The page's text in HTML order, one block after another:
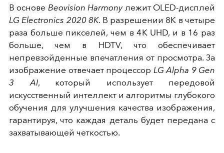
В основе Beovision Harmonyлежит OLED-дисплей
LG Electronics 2020 8K. В разрешении 8K в четыре
раза больше пикселей, чем в 4K UHD, и в 16 раз
больше, чем в HDTV, что обеспечивает
непревзойденные впечатления от просмотра. За
изображение отвечает процессор LG Alpha 9 Gen
3 AI, который использует передовой
искусственный интеллект и алгоритмы глубокого
обучения для улучшения качества изображения,
гарантируя, что каждая деталь будет передана с
захватывающей четкостью.